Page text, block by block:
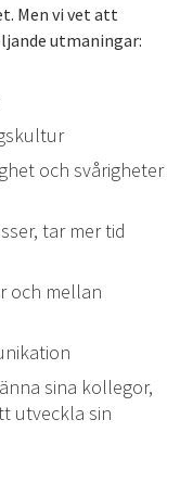
Men vi vet att
utmaningar:
och svårigheter
tar mer tid
och mellan
sina kollegor,
utveckla sin